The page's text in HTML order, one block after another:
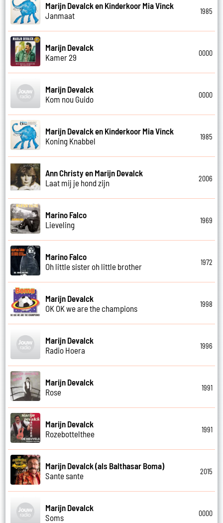
Marijn Devalck en Kinderkoor Mia Vinck
Janmaat
1985
Marijn Devalck
Kamer 29
0000
Marijn Devalck
Kom nou Guido
0000
Marijn Devalck en Kinderkoor Mia Vinck
Koning Knabbel
1985
Ann Christy en Marijn Devalck
Laat mij je hond zijn
2006
Marino Falco
Lieveling
1969
Marino Falco
Oh little sister oh little brother
1972
Marijn Devalck
OK OK we are the champions
1998
Marijn Devalck
Radio Hoera
1996
Marijn Devalck
Rose
1991
Marijn Devalck
Rozebottelthee
1991
Marijn Devalck (als Balthasar Boma)
Sante sante
2015
Marijn Devalck
Soms
0000